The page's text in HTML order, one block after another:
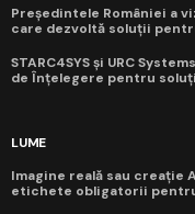
Președintele României a
care dezvoltă soluții
STARC4SYS și URC
de Înțelegere pentru
LUME
Imagine reală sau creație
etichete obligatorii